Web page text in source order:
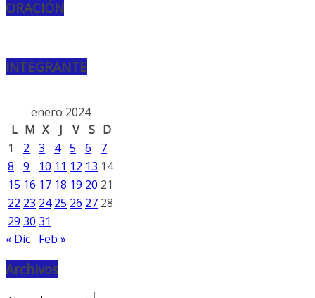
ORACIÓN
INTEGRANTE
enero 2024
L M X J V S D
1
2 3 4 5 6
7
8
9 10 11 12 13 14
15 16 17 18 19 20 21
22 23 24 25 26 27 28
29 30 31
« Dic Feb »
Archivos